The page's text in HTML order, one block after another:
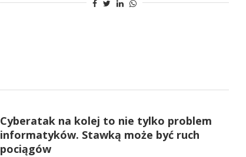
Cyberatak na kolej to nie tylko problem
informatyków. Stawką może być ruch
pociągów